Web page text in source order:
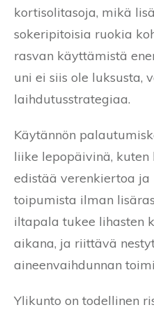
kortisolitasoja, mikä
sokeripitoisia ruokia
rasvan käyttämistä
uni ei siis ole luksusta,
laihdutusstrategiaa.
Käytännön
liike lepopäivinä,
edistää verenkiertoa ja
toipumista ilman
iltapala tukee lihasten
aikana, ja riittävä
aineenvaihdunnan
Ylikunto on todellinen